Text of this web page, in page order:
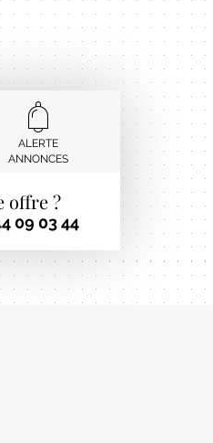
ALERTE
ANNONCES
offre ?
09 03 44